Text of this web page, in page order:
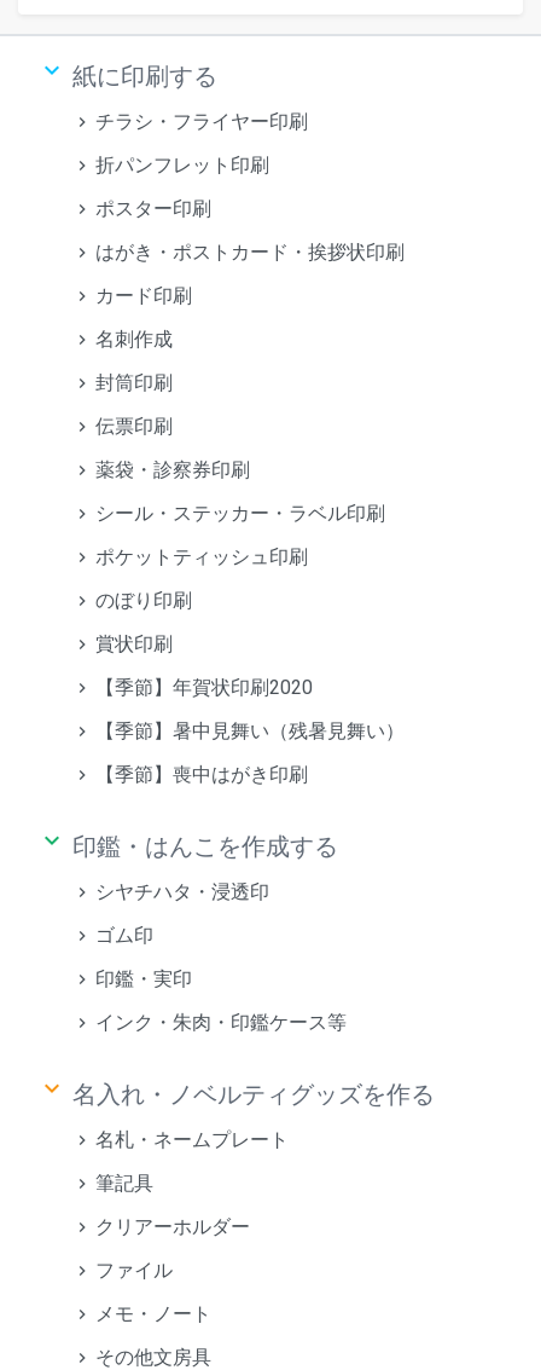
keyboard_arrow_down 紙に印刷する
チラシ・フライヤー印刷
折パンフレット印刷
ポスター印刷
はがき・ポストカード・挨拶状印刷
カード印刷
名刺作成
封筒印刷
伝票印刷
薬袋・診察券印刷
シール・ステッカー・ラベル印刷
ポケットティッシュ印刷
のぼり印刷
賞状印刷
【季節】年賀状印刷2020
【季節】暑中見舞い（残暑見舞い）
【季節】喪中はがき印刷
keyboard_arrow_down 印鑑・はんこを作成する
シヤチハタ・浸透印
ゴム印
印鑑・実印
インク・朱肉・印鑑ケース等
keyboard_arrow_down 名入れ・ノベルティグッズを作る
名札・ネームプレート
筆記具
クリアーホルダー
ファイル
メモ・ノート
その他文房具